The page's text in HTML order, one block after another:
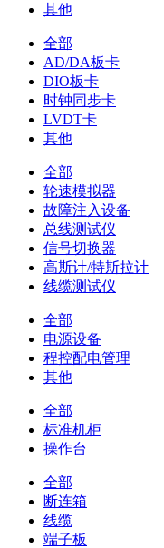
其他
全部
AD/DA板卡
DIO板卡
时钟同步卡
LVDT卡
其他
全部
轮速模拟器
故障注入设备
总线测试仪
信号切换器
高斯计/特斯拉计
线缆测试仪
全部
电源设备
程控配电管理
其他
全部
标准机柜
操作台
全部
断连箱
线缆
端子板